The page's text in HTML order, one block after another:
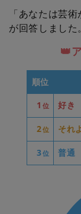
「あなたは芸
が回答しました。
👑
順位
1 位 好き
2位 それ
3位 普通